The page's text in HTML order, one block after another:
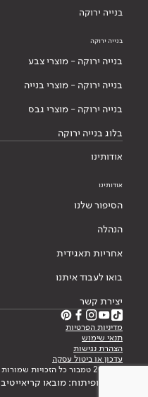
בנייה ירוקה
בנייה ירוקה
בנייה ירוקה - מוצרי צבע
בנייה ירוקה - מוצרי בנייה
בנייה ירוקה - מוצרי גבס
בלוג בנייה ירוקה
אודותינו
אודותינו
הסיפור שלנו
הנהלה
אחריות תאגידית
בואו לעבוד איתנו
יצירת קשר
מדיניות הפרטיות
תנאי שימוש
הצהרת נגישות
עדכון או ביטול עסקה
© 2026 טמבור כל הזכויות שמורות
עיצוב ופיתוח: מובאו קריאייטיב